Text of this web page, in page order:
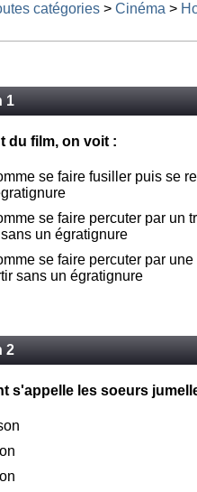
catégories > Cinéma >
1
du film, on voit :
se faire fusiller puis se
se faire percuter par un
un égratignure
se faire percuter par
sans un égratignure
2
s'appelle les soeurs